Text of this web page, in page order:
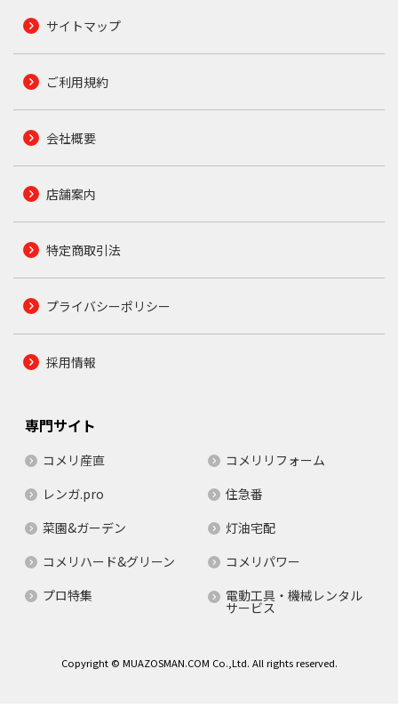
サイトマップ
ご利用規約
会社概要
店舗案内
特定商取引法
プライバシーポリシー
採用情報
専門サイト
コメリ産直
コメリリフォーム
レンガ.pro
住急番
菜園&ガーデン
灯油宅配
コメリハード&グリーン
コメリパワー
プロ特集
電動工具・機械レンタル
サービス
Copyright © MUAZOSMAN.COM Co.,Ltd. All rights reserved.